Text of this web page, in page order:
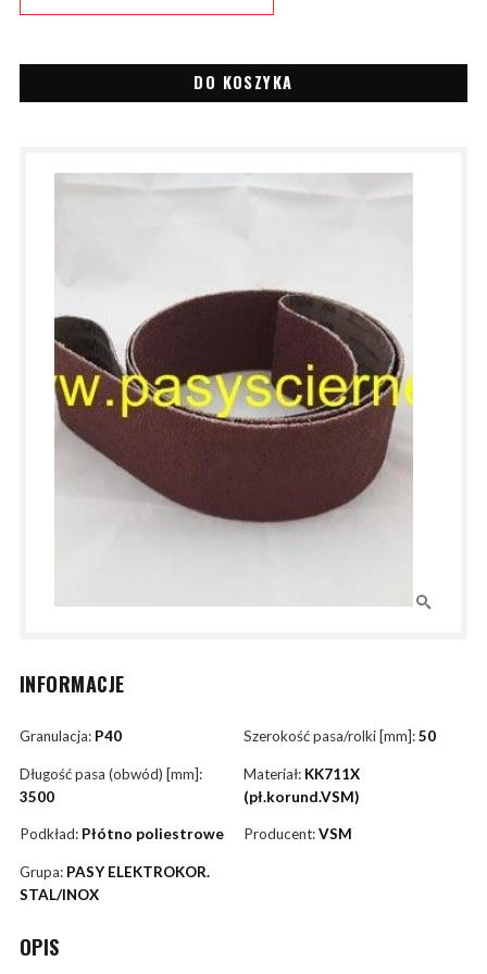
DO KOSZYKA
INFORMACJE
Granulacja: P40 Szerokość pasa/rolki [mm]:50
Długość pasa (obwód) [mm]:
3500
Materiał: KK711X
(pł.korund.VSM)
Podkład: Płótno poliestrowe Producent:VSM
Grupa: PASY ELEKTROKOR.
STAL/INOX
OPIS